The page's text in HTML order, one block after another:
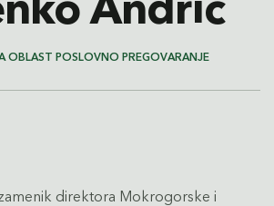
OBLAST POSLOVNO PREGOVARANJE
direktora Mokrogorske i